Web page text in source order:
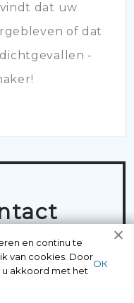
dat uw
of dat
-
en continu te
van cookies. Door
akkoord met het
ОК